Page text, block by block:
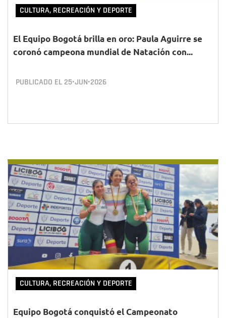
CULTURA, RECREACIÓN Y DEPORTE
El Equipo Bogotá brilla en oro: Paula Aguirre se
coronó campeona mundial de Natación con...
PUBLICADO EL 25•JUN•2026
CULTURA, RECREACIÓN Y DEPORTE
Equipo Bogotá conquistó el Campeonato